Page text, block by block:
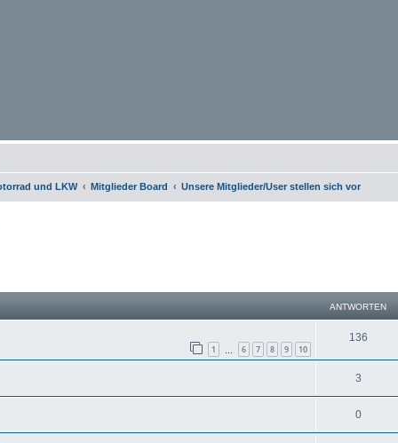
und LKW Mitglieder Board Unsere Mitglieder/User stellen sich vor
ANTWORTEN
1 6 7 8 9 10
136
3
0